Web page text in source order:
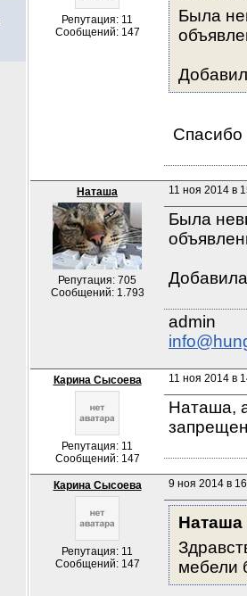
Репутация: 11
Сообщений: 147
Была
Спасибо
Наташа
Репутация: 705
Сообщений: 1.793
11 ноя 2014 в
Была
Карина Сысоева
Репутация: 11
Сообщений: 147
11 ноя 2014 в
Наташа,
Карина Сысоева
Репутация: 11
Сообщений: 147
9 ноя 2014 в
Наташа
мебели